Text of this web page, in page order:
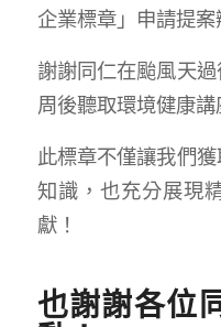
企業標章」申請提案
謝謝同仁在颱風天
周後聽取環境健康講
此標章不僅讓我們
知識，也充分展現
獻！
也謝謝各位